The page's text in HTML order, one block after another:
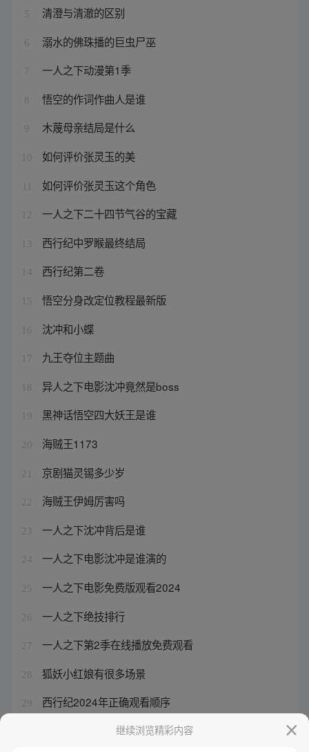
5 清澄与清澈的区别
6 溺水的佛珠播的巨虫尸巫
7 一人之下动漫第1季
8 悟空的作词作曲人是谁
9 木蔑母亲结局是什么
10 如何评价张灵玉的美
如何评价张灵玉这个角色
12 一人之下二十四节气谷的宝藏
13 西行纪中罗睺最终结局
14 西行纪第二卷
15 悟空分身改定位教程最新版
16 沈冲和小蝶
17 九王夺位主题曲
18 异人之下电影沈冲竟然是boss
19 黑神话悟空四大妖王是谁
20 海贼王1173
21 京剧猫灵锡多少岁
22 海贼王伊姆厉害吗
23 一人之下沈冲背后是谁
24 一人之下电影沈冲是谁演的
25 一人之下电影免费版观看2024
26 一人之下绝技排行
27 一人之下第2季在线播放免费观看
28 狐妖小红娘有很多场景
29 西行纪2024年正确观看顺序
继续浏览精彩内容